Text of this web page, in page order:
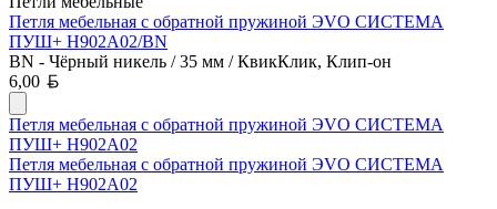
Петля мебельная с обратной пружиной ЭVO СИСТЕМА
ПУШ+ H902A02/BN
BN - Чёрный никель / 35 мм / КвикКлик, Клип-он
6,00
Петля мебельная с обратной пружиной ЭVO СИСТЕМА
ПУШ+ H902A02
Петля мебельная с обратной пружиной ЭVO СИСТЕМА
ПУШ+ H902A02